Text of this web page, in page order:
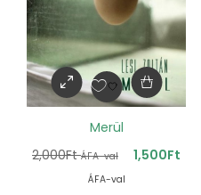
Merül
2,000Ft ÁFA-val 1,500Ft
ÁFA-val